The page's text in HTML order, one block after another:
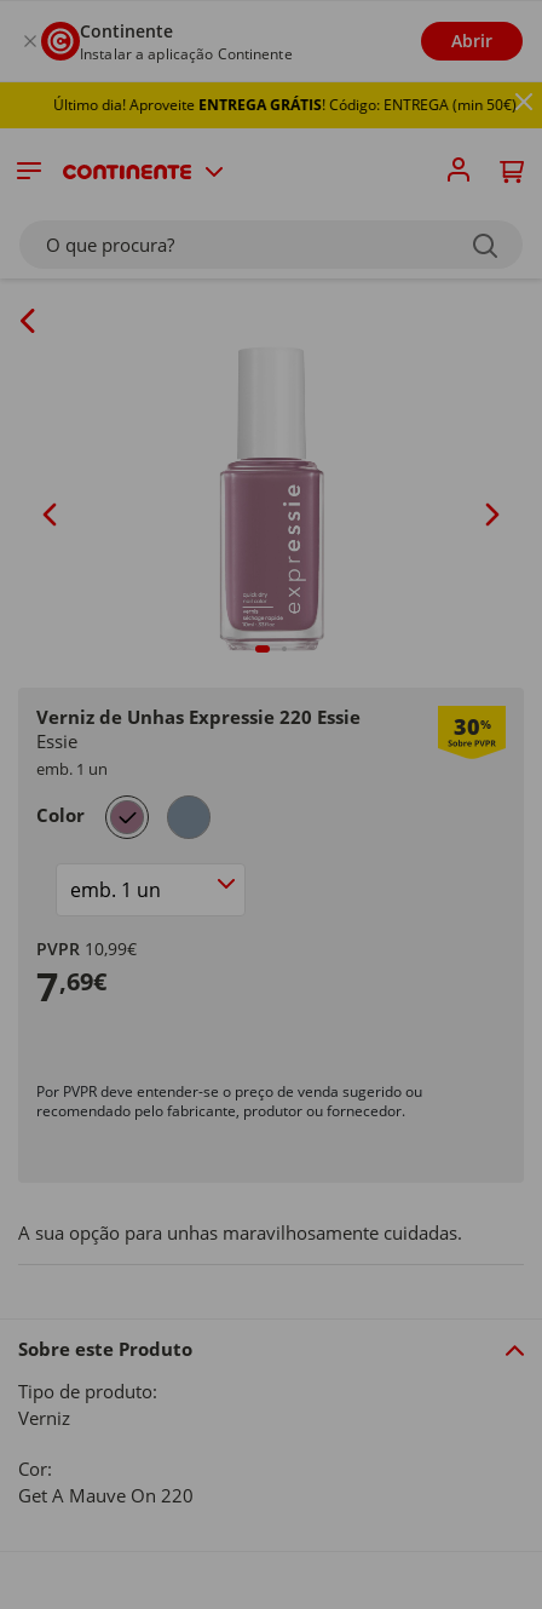
Continente
Instalar a aplicação Continente
Abrir
Último dia! AproveiteENTREGA GRÁTIS! Código: ENTREGA (min 50€)
O que procura?
Verniz de Unhas Expressie 220 Essie 30%
Essie
emb. 1 un
Color selected
Size
PVPR 10,99€
7,69€
Por PVPR deve entender-se o preço de venda sugerido ou
recomendado pelo fabricante, produtor ou fornecedor.
A sua opção para unhas maravilhosamente cuidadas.
Sobre este Produto
Tipo de produto:
Verniz
Cor:
Get A Mauve On 220